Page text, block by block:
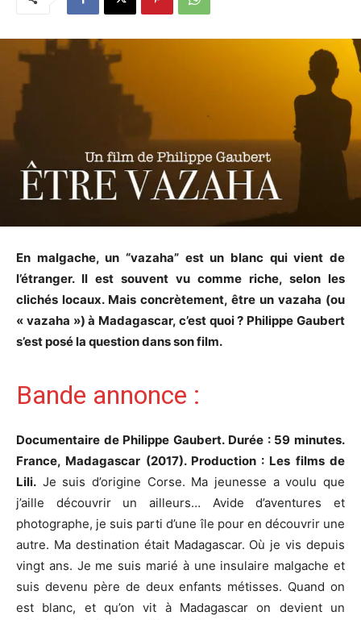
En malgache, un “vazaha” est un blanc qui vient de
l’étranger. Il est souvent vu comme riche, selon les
clichés locaux. Mais concrètement, être un vazaha (ou
« vazaha ») à Madagascar, c’est quoi ? Philippe Gaubert
s’est posé la question dans son film.
Bande annonce :
Documentaire de Philippe Gaubert. Durée : 59 minutes.
France, Madagascar (2017). Production : Les films de
Lili. Je suis d’origine Corse. Ma jeunesse a voulu que
j’aille découvrir un ailleurs… Avide d’aventures et
photographe, je suis parti d’une île pour en découvrir une
autre. Ma destination était Madagascar. Où je vis depuis
vingt ans. Je me suis marié à une insulaire malgache et
suis devenu père de deux enfants métisses. Quand on
est blanc, et qu’on vit à Madagascar on devient un